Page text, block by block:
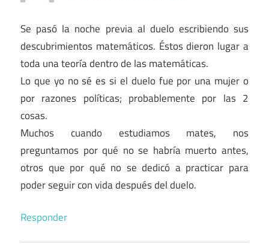
Se pasó la noche previa al duelo escribiendo sus
descubrimientos matemáticos. Éstos dieron lugar a
toda una teoría dentro de las matemáticas.
Lo que yo no sé es si el duelo fue por una mujer o
por razones políticas; probablemente por las 2
cosas.
Muchos cuando estudiamos mates, nos
preguntamos por qué no se habría muerto antes,
otros que por qué no se dedicó a practicar para
poder seguir con vida después del duelo.
Responder